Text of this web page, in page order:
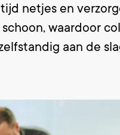
netjes en
waardoor
aan de